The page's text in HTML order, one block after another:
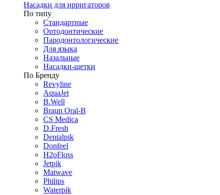
Насадки для ирригаторов
По типу
Стандартные
Ортодонтические
Пародонтологические
Для языка
Назальные
Насадки-щетки
По Бренду
Revyline
AquaJet
B.Well
Braun Oral-B
CS Medica
D.Fresh
Dentalpik
Donfeel
H2oFloss
Jetpik
Matwave
Philips
Waterpik